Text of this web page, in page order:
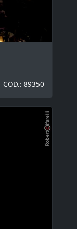
COD.: 89350